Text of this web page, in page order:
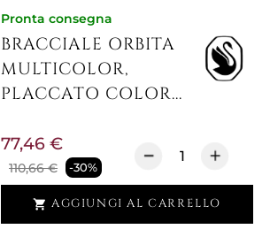
Pronta consegna
BRACCIALE ORBITA
MULTICOLOR,
PLACCATO COLOR...
110,66 € -30%
77,46 €
 AGGIUNGI AL CARRELLO